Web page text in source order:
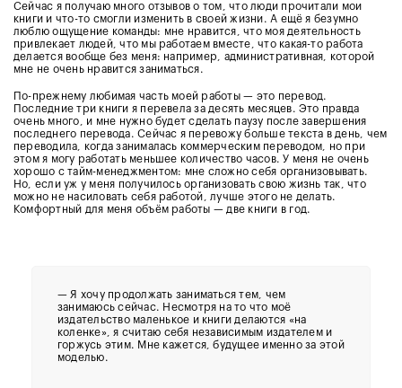
Сейчас я получаю много отзывов о том, что люди прочитали мои
книги и что-то смогли изменить в своей жизни. А ещё я безумно
люблю ощущение команды: мне нравится, что моя деятельность
привлекает людей, что мы работаем вместе, что какая-то работа
делается вообще без меня: например, административная, которой
мне не очень нравится заниматься.
По-прежнему любимая часть моей работы — это перевод.
Последние три книги я перевела за десять месяцев. Это правда
очень много, и мне нужно будет сделать паузу после завершения
последнего перевода. Сейчас я перевожу больше текста в день, чем
переводила, когда занималась коммерческим переводом, но при
этом я могу работать меньшее количество часов. У меня не очень
хорошо с тайм-менеджментом: мне сложно себя организовывать.
Но, если уж у меня получилось организовать свою жизнь так, что
можно не насиловать себя работой, лучше этого не делать.
Комфортный для меня объём работы — две книги в год.
— Я хочу продолжать заниматься тем, чем
занимаюсь сейчас. Несмотря на то что моё
издательство маленькое и книги делаются «на
коленке», я считаю себя независимым издателем и
горжусь этим. Мне кажется, будущее именно за этой
моделью.